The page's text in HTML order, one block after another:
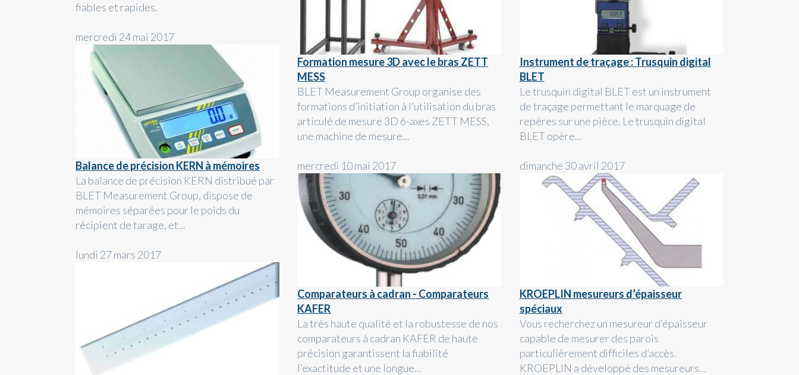
fiables et rapides.
mercredi 24 mai 2017
Balance de précision KERN à mémoires
La balance de précision KERN distribué par
BLET Measurement Group, dispose de
mémoires séparées pour le poids du
récipient de tarage, et...
lundi 27 mars 2017
Formation mesure 3D avec le bras ZETT
MESS
BLET Measurement Group organise des
formations d’initiation à l’utilisation du bras
articulé de mesure 3D 6-axes ZETT MESS,
une machine de mesure...
mercredi 10 mai 2017
Comparateurs à cadran - Comparateurs
KAFER
La très haute qualité et la robustesse de nos
comparateurs à cadran KAFER de haute
précision garantissent la fiabilité
l’exactitude et une longue...
Instrument de traçage : Trusquin digital
BLET
Le trusquin digital BLET est un instrument
de traçage permettant le marquage de
repères sur une pièce. Le trusquin digital
BLET opère...
dimanche 30 avril 2017
KROEPLIN mesureurs d’épaisseur
spéciaux
Vous recherchez un mesureur d’épaisseur
capable de mesurer des parois
particulièrement difficiles d’accès.
KROEPLIN a développé des mesureurs...